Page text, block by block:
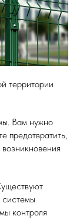
территории
Вам нужно
предотвратить,
системы
контроля